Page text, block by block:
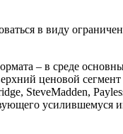
в виду
– в среде
ценовой
SteveMadden,
усилившемуся